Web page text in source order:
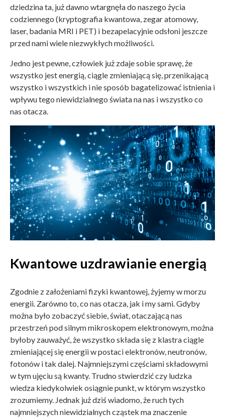
dziedzina ta, już dawno wtargnęła do naszego życia
codziennego (kryptografia kwantowa, zegar atomowy,
laser, badania MRI i PET) i bezapelacyjnie odsłoni jeszcze
przed nami wiele niezwykłych możliwości.
Jedno jest pewne, człowiek już zdaje sobie sprawę, że
wszystko jest energią, ciągle zmieniającą się, przenikającą
wszystko i wszystkich i nie sposób bagatelizować istnienia i
wpływu tego niewidzialnego świata na nas i wszystko co
nas otacza.
Kwantowe uzdrawianie energią
Zgodnie z założeniami fizyki kwantowej, żyjemy w morzu
energii. Zarówno to, co nas otacza, jak i my sami. Gdyby
można było zobaczyć siebie, świat, otaczającą nas
przestrzeń pod silnym mikroskopem elektronowym, można
byłoby zauważyć, że wszystko składa się z klastra ciągle
zmieniającej się energii w postaci elektronów, neutronów,
fotonów i tak dalej. Najmniejszymi częściami składowymi
w tym ujęciu są kwanty. Trudno stwierdzić czy ludzka
wiedza kiedykolwiek osiągnie punkt, w którym wszystko
zrozumiemy. Jednak już dziś wiadomo, że ruch tych
najmniejszych niewidzialnych cząstek ma znaczenie